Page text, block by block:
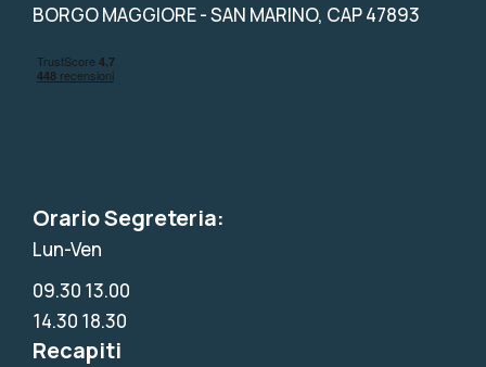
BORGO MAGGIORE - SAN MARINO, CAP 47893
Orario Segreteria:
Lun-Ven
09.30 13.00
14.30 18.30
Recapiti